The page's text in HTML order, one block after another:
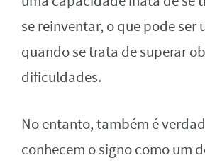
se reinventar, o que pode ser
quando se trata de superar
dificuldades.
No entanto, também é
conhecem o signo como um